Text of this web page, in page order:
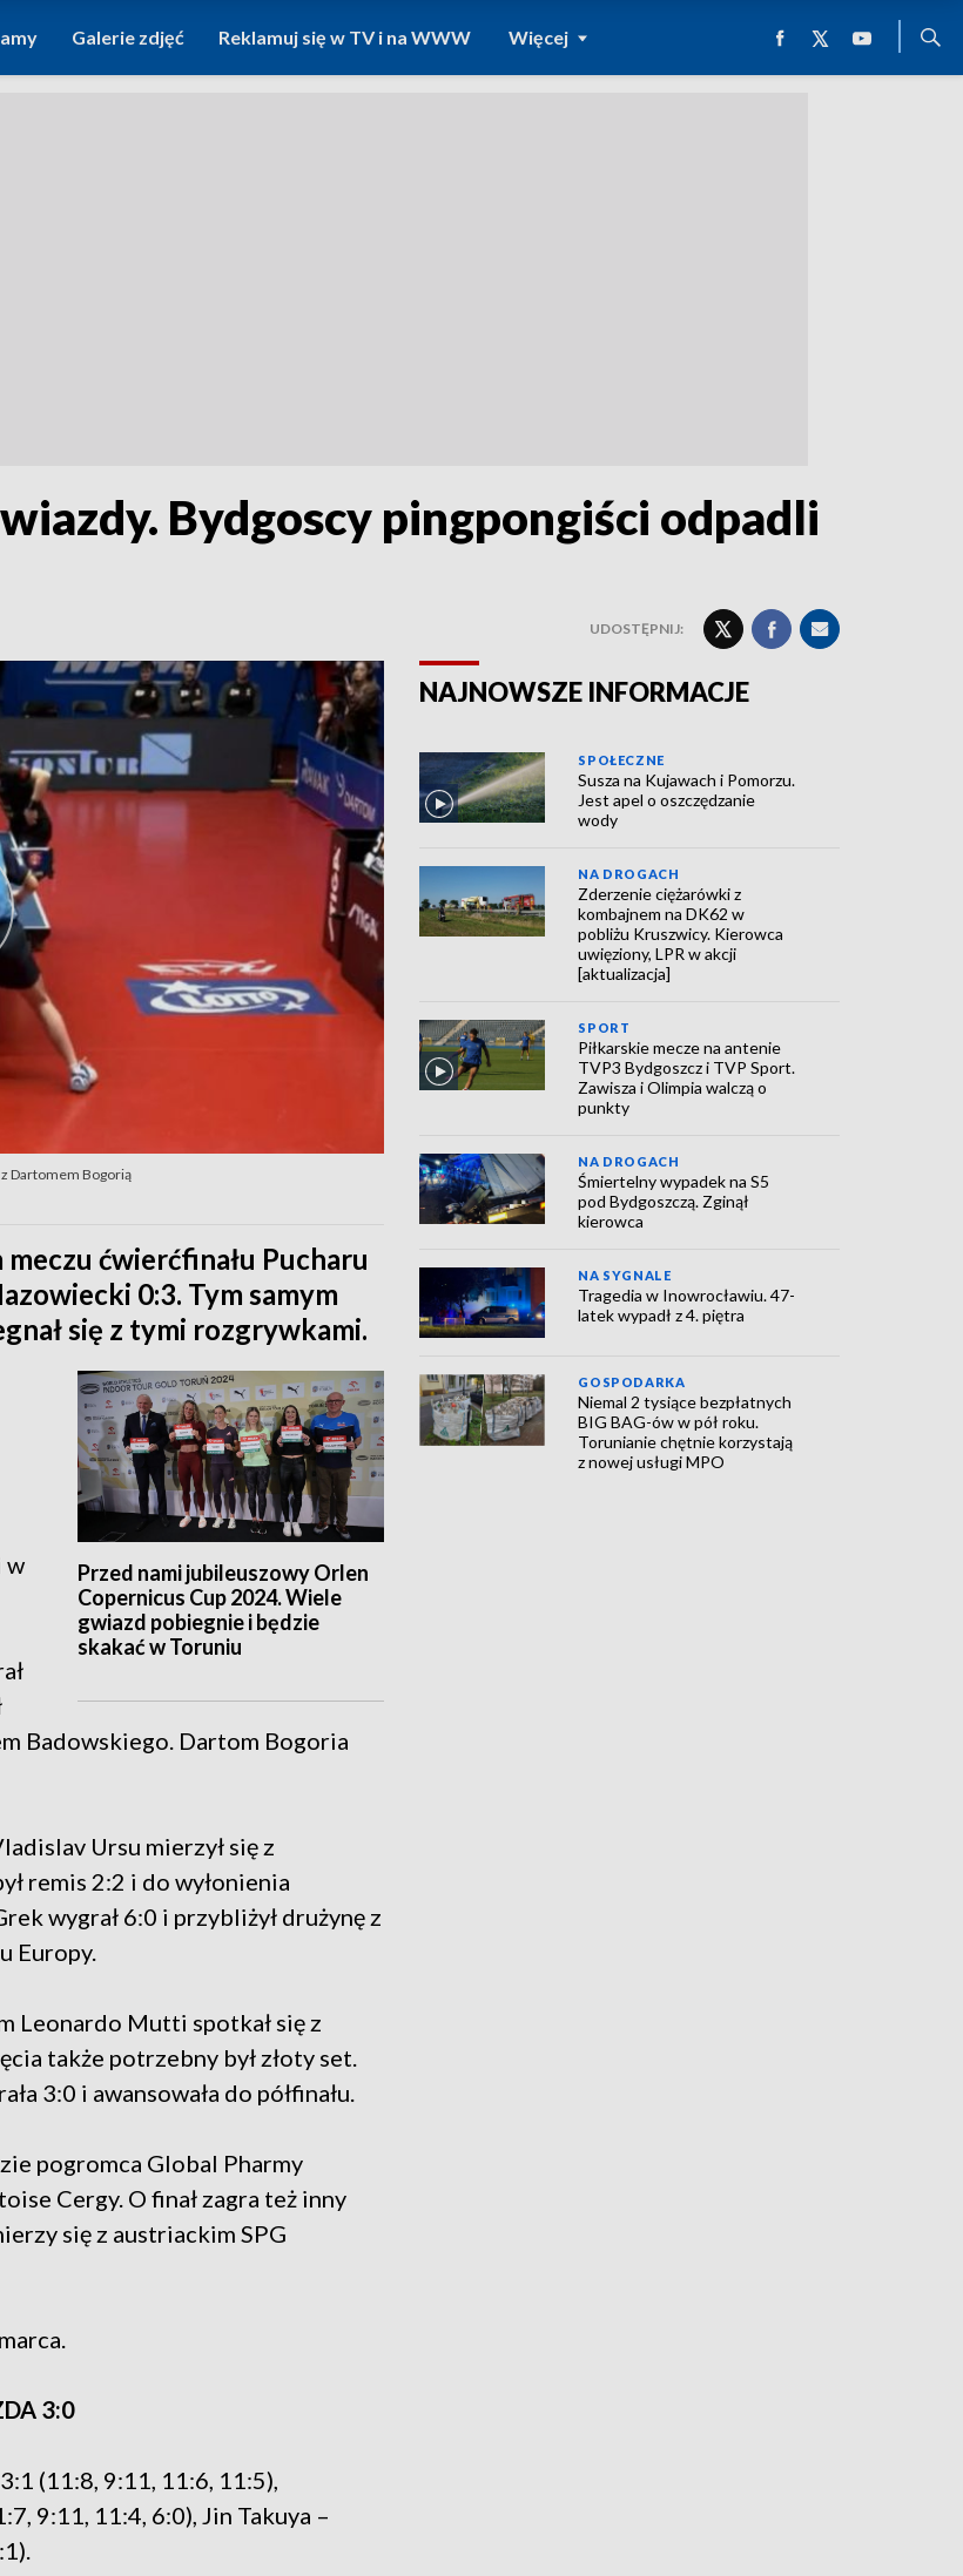
Galerie zdjęć Reklamuj się w TV i na WWW Więcej
Bydgoscy pingpongiści odpadli
UDOSTĘPNIJ:
Dartomem Bogorią
ćwierćfinału Pucharu
0:3. Tym samym
się z tymi rozgrywkami.
Przed nami jubileuszowy Orlen
Copernicus Cup 2024. Wiele
gwiazd pobiegnie i będzie
skakać w Toruniu
w
Badowskiego. Dartom Bogoria
Ursu mierzył się z
remis 2:2 i do wyłonienia
wygrał 6:0 i przybliżył drużynę z
Europy.
Leonardo Mutti spotkał się z
także potrzebny był złoty set.
3:0 i awansowała do półfinału.
pogromca Global Pharmy
Cergy. O finał zagra też inny
się z austriackim SPG
3:0
(11:8, 9:11, 11:6, 11:5),
9:11, 11:4, 6:0), Jin Takuya –
NAJNOWSZE INFORMACJE
SPOŁECZNE
Susza na Kujawach i Pomorzu.
Jest apel o oszczędzanie
wody
NA DROGACH
Zderzenie ciężarówki z
kombajnem na DK62 w
pobliżu Kruszwicy. Kierowca
uwięziony, LPR w akcji
[aktualizacja]
SPORT
Piłkarskie mecze na antenie
TVP3 Bydgoszcz i TVP Sport.
Zawisza i Olimpia walczą o
punkty
NA DROGACH
Śmiertelny wypadek na S5
pod Bydgoszczą. Zginął
kierowca
NA SYGNALE
Tragedia w Inowrocławiu. 47-
latek wypadł z 4. piętra
GOSPODARKA
Niemal 2 tysiące bezpłatnych
BIG BAG-ów w pół roku.
Torunianie chętnie korzystają
z nowej usługi MPO